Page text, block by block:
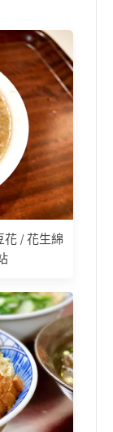
花 / 花生綿